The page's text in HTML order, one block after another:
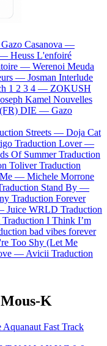
Gazo Casanova —
— Heuss L'enfoiré
— Werenoi Meuda
— Josman Interlude
1 2 3 4 — ZOKUSH
Kamel Nouvelles
DIE — Gazo
Streets — Doja Cat
Traduction Lover —
Of Summer Traduction
Toliver Traduction
Me — Michele Morrone
Stand By —
Traduction Forever
Juice WRLD Traduction
Traduction I Think I’m
bad vibes forever
Too Shy (Let Me
— Avicii Traduction
Mous-K
Aquanaut Fast Track